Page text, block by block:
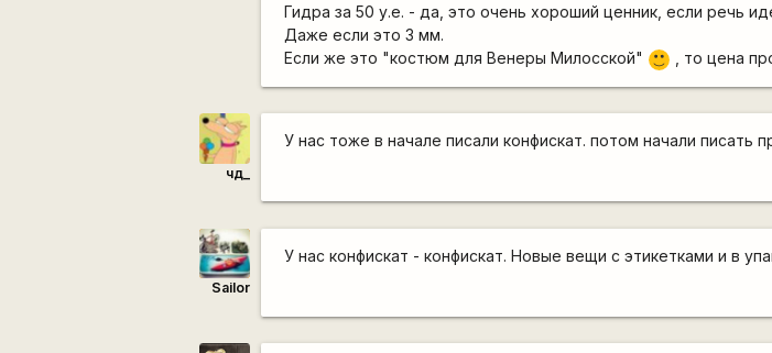
Гидра за 50 у.е. - да, это очень хороший ценник, если речь
Даже если это 3 мм.
Если же это "костюм для Венеры Милосской"
:) , то цена
чд_
У нас тоже в начале писали конфискат. потом начали писать
Sailor
У нас конфискат - конфискат. Новые вещи с этикетками и в